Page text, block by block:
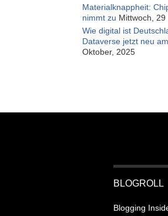
Materialknappheit:
nimmt zu Mittwoch,
Wie digital ist
Dataverse jetzt neu
Oktober, 2025
BLOGROLL
Blogging